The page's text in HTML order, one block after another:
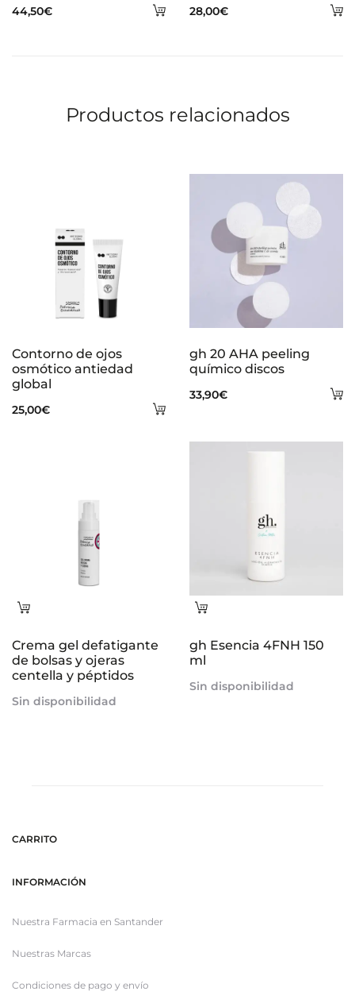
Añadir
44,50€ 28,00€
Productos relacionados
Añadir
Contorno de ojos
osmótico antiedad
global
25,00€
gh 20 AHA peeling
químico discos
33,90€
Leer
Crema gel defatigante
de bolsas y ojeras
centella y péptidos
Sin disponibilidad
Leer
gh Esencia 4FNH 150
ml
Sin disponibilidad
CARRITO
INFORMACIÓN
Nuestra Farmacia en Santander
Nuestras Marcas
Condiciones de pago y envío